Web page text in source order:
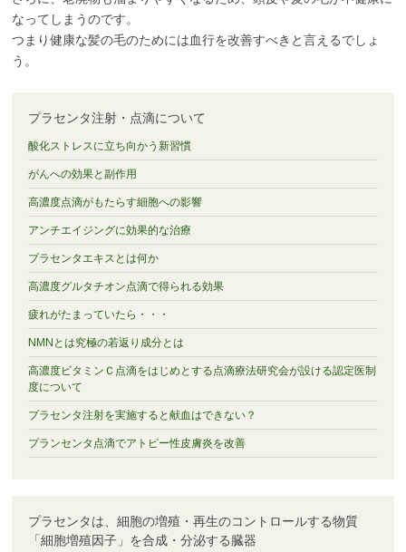
なってしまうのです。
つまり健康な髪の毛のためには血行を改善すべきと言えるでしょ
う。
プラセンタ注射・点滴について
酸化ストレスに立ち向かう新習慣
がんへの効果と副作用
高濃度点滴がもたらす細胞への影響
アンチエイジングに効果的な治療
プラセンタエキスとは何か
高濃度グルタチオン点滴で得られる効果
疲れがたまっていたら・・・
NMNとは究極の若返り成分とは
高濃度ビタミンＣ点滴をはじめとする点滴療法研究会が設ける認定医制
度について
プラセンタ注射を実施すると献血はできない？
プランセンタ点滴でアトピー性皮膚炎を改善
プラセンタは、細胞の増殖・再生のコントロールする物質
「細胞増殖因子」を合成・分泌する臓器